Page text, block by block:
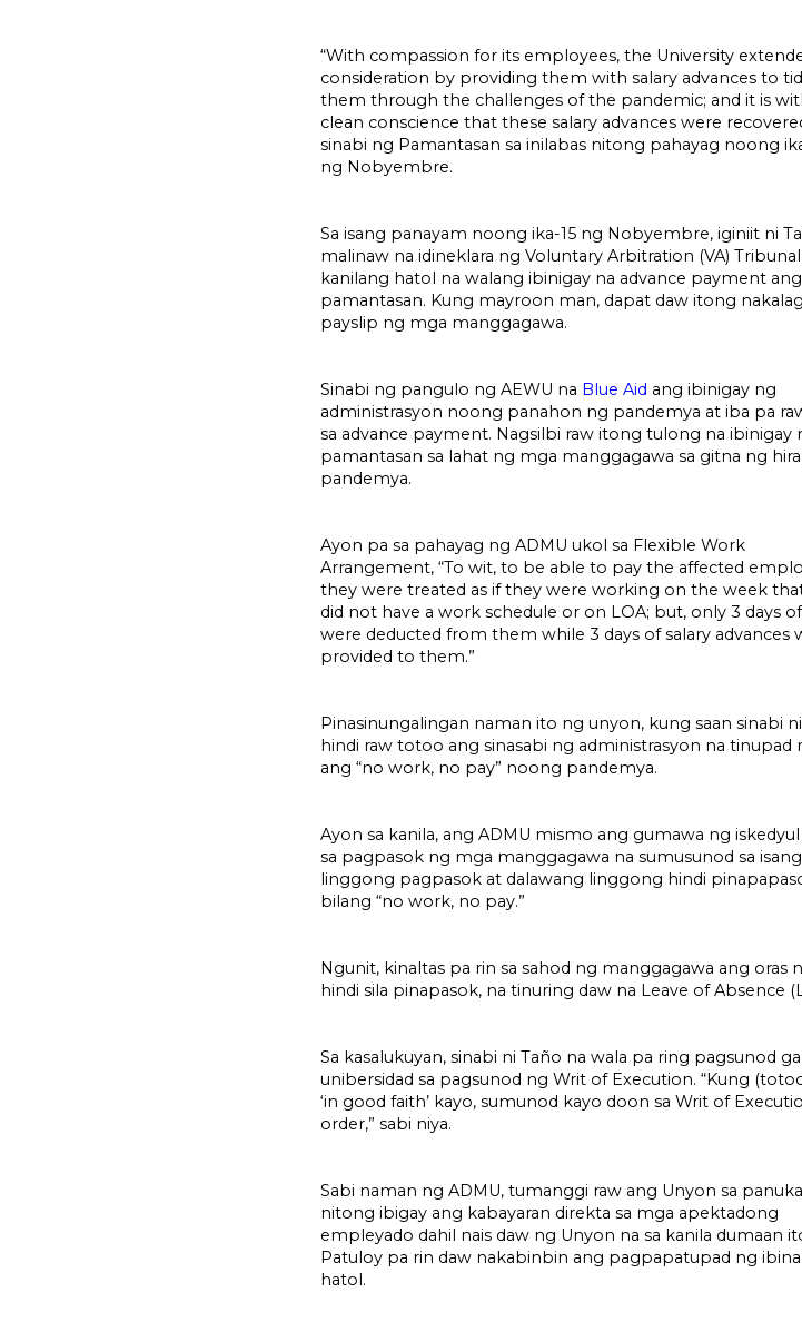
“With compassion for its employees, the University
consideration by providing them with salary advances to
them through the challenges of the pandemic; and it is
clean conscience that these salary advances were
sinabi ng Pamantasan sa inilabas nitong pahayag noong
ng Nobyembre.
Sa isang panayam noong ika-15 ng Nobyembre, iginiit ni
malinaw na idineklara ng Voluntary Arbitration (VA) Tribunal
kanilang hatol na walang ibinigay na advance payment ang
pamantasan. Kung mayroon man, dapat daw itong
payslip ng mga manggagawa.
Sinabi ng pangulo ng AEWU na Blue Aid ang ibinigay ng
administrasyon noong panahon ng pandemya at iba pa
sa advance payment. Nagsilbi raw itong tulong na ibinigay
pamantasan sa lahat ng mga manggagawa sa gitna ng
pandemya.
Ayon pa sa pahayag ng ADMU ukol sa Flexible Work
Arrangement, “To wit, to be able to pay the affected
they were treated as if they were working on the week
did not have a work schedule or on LOA; but, only 3 days
were deducted from them while 3 days of salary advances
provided to them.”
Pinasinungalingan naman ito ng unyon, kung saan sinabi
hindi raw totoo ang sinasabi ng administrasyon na tinupad
ang “no work, no pay” noong pandemya.
Ayon sa kanila, ang ADMU mismo ang gumawa ng iskedyul
sa pagpasok ng mga manggagawa na sumusunod sa isang
linggong pagpasok at dalawang linggong hindi
bilang “no work, no pay.”
Ngunit, kinaltas pa rin sa sahod ng manggagawa ang oras
hindi sila pinapasok, na tinuring daw na Leave of Absence
Sa kasalukuyan, sinabi ni Taño na wala pa ring pagsunod
unibersidad sa pagsunod ng Writ of Execution. “Kung
‘in good faith’ kayo, sumunod kayo doon sa Writ of
order,” sabi niya.
Sabi naman ng ADMU, tumanggi raw ang Unyon sa
nitong ibigay ang kabayaran direkta sa mga apektadong
empleyado dahil nais daw ng Unyon na sa kanila dumaan
Patuloy pa rin daw nakabinbin ang pagpapatupad ng
hatol.